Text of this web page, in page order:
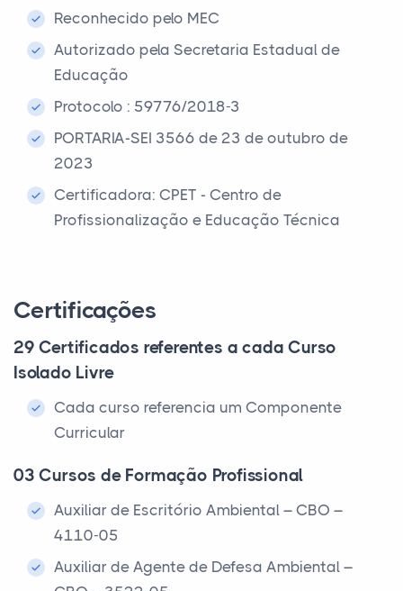
Reconhecido pelo MEC
Autorizado pela Secretaria Estadual de
Educação
Protocolo : 59776/2018-3
PORTARIA-SEI 3566 de 23 de outubro de
2023
Certificadora: CPET - Centro de
Profissionalização e Educação Técnica
Certificações
29 Certificados referentes a cada Curso
Isolado Livre
Cada curso referencia um Componente
Curricular
03 Cursos de Formação Profissional
Auxiliar de Escritório Ambiental – CBO –
4110-05
Auxiliar de Agente de Defesa Ambiental –